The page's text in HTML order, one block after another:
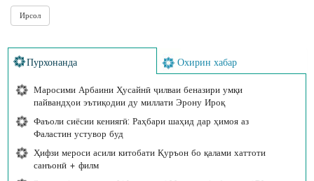
Пурхонанда Охирин хабар
Маросими Арбаини Ҳусайнӣ ҷилваи беназири умқи
пайвандҳои эътиқодии ду миллати Эрону Ироқ
Фаъоли сиёсии кениягӣ: Раҳбари шаҳид дар ҳимоя аз
Фаластин устувор буд
Ҳифзи мероси асили китобати Қуръон бо қалами хаттоти
санъонӣ + филм